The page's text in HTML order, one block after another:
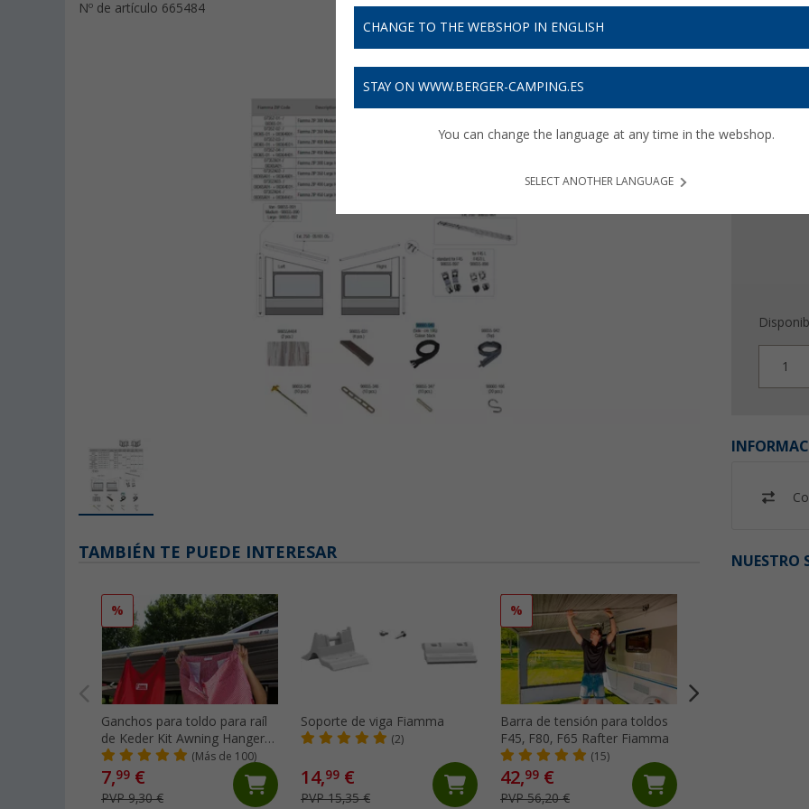
Nº de artículo 665484
69,
Precios
1
NUESTRO
TAMBIÉN TE PUEDE INTERESAR
%
Ganchos para toldo para raíl
de Keder Kit Awning Hangers
Fiamma
(Más de 100)
7,99 €
PVP 9,30 €
Soporte de viga Fiamma
(2)
14,99 €
PVP 15,35 €
%
Barra de tensión para toldos
F45, F80, F65 Rafter Fiamma
(15)
42,99 €
PVP 56,20 €
CHANGE TO THE WEBSHOP IN ENGLISH
STAY ON WWW.BERGER-CAMPING.ES
You can change the language at any time in the webshop.
SELECT ANOTHER LANGUAGE